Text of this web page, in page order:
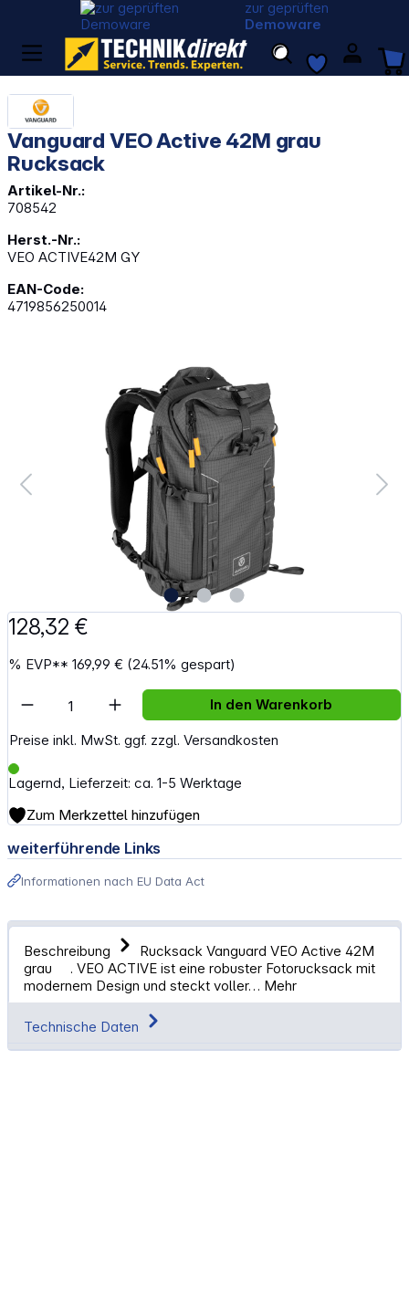
zur geprüften
Demoware
Vanguard VEO Active 42M grau
Rucksack
Artikel-Nr.:
708542
Herst.-Nr.:
VEO ACTIVE42M GY
EAN-Code:
4719856250014
Bildergalerie überspringen
128,32 €
% EVP**169,99 € (24.51% gespart)
Preise inkl. MwSt. ggf. zzgl. Versandkosten
Lagernd, Lieferzeit: ca. 1-5 Werktage
Artikel Anzahl: Gib den gewünschten
In den Warenkorb
Zum Merkzettel hinzufügen
weiterführende Links
Informationen nach EU Data Act
Beschreibung
Rucksack Vanguard VEO Active 42M
grau . VEO ACTIVE ist eine robuster Fotorucksack mit
modernem Design und steckt voller… Mehr
Technische Daten